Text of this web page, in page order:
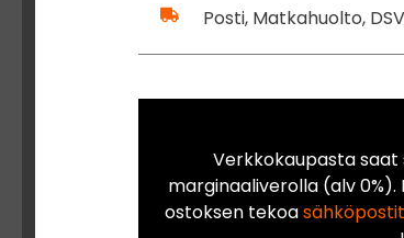
Posti, Matkahuolto,
Verkkokaupasta saat
marginaaliverolla (alv
ostoksen tekoa